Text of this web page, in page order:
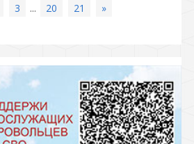
3 ... 20 21 »